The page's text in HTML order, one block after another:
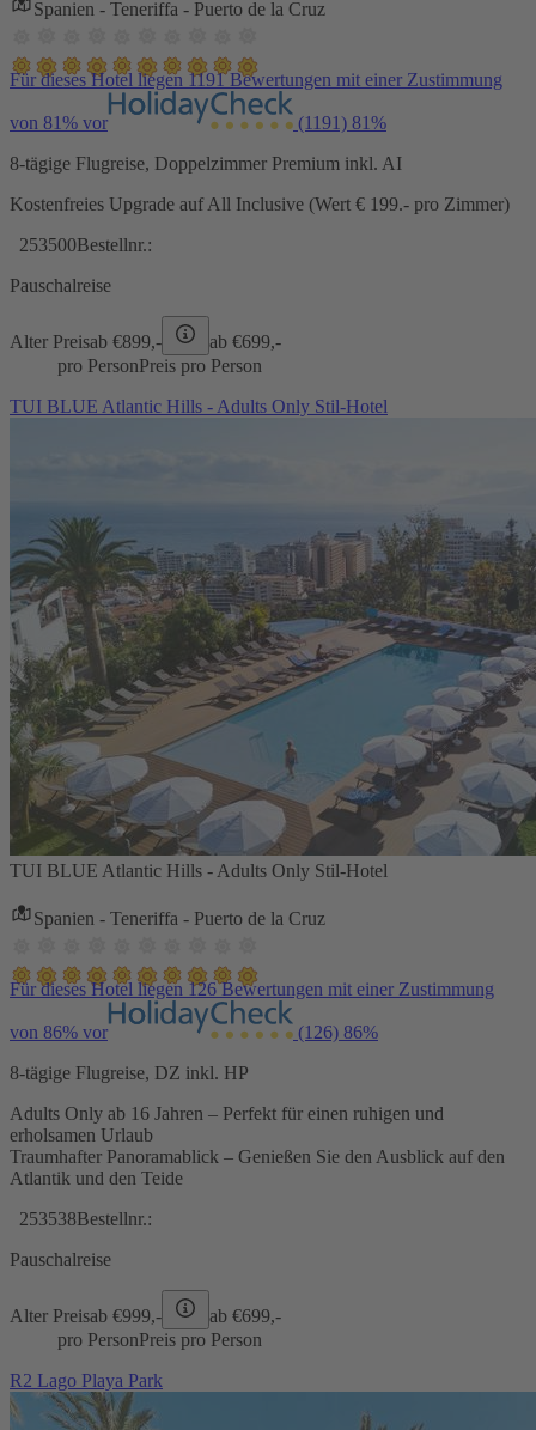
Spanien - Teneriffa - Puerto de la Cruz
Für dieses Hotel liegen 1191 Bewertungen mit einer Zustimmung
von 81% vor (1191) 81%
8-tägige Flugreise, Doppelzimmer Premium inkl. AI
Kostenfreies Upgrade auf All Inclusive (Wert € 199.- pro Zimmer)
253500Bestellnr.:
Pauschalreise
Alter Preisab €899,- ab €699,-
pro PersonPreis pro Person
TUI BLUE Atlantic Hills - Adults Only Stil-Hotel
TUI BLUE Atlantic Hills - Adults Only Stil-Hotel
Spanien - Teneriffa - Puerto de la Cruz
Für dieses Hotel liegen 126 Bewertungen mit einer Zustimmung
von 86% vor (126) 86%
8-tägige Flugreise, DZ inkl. HP
Adults Only ab 16 Jahren – Perfekt für einen ruhigen und
erholsamen Urlaub
Traumhafter Panoramablick – Genießen Sie den Ausblick auf den
Atlantik und den Teide
253538Bestellnr.:
Pauschalreise
Alter Preisab €999,- ab €699,-
pro PersonPreis pro Person
R2 Lago Playa Park